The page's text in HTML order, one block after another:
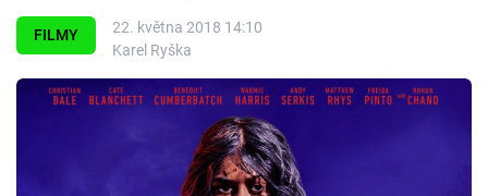
Témata
Filmy
FILMY
22. května 2018 14:10
Karel Ryška